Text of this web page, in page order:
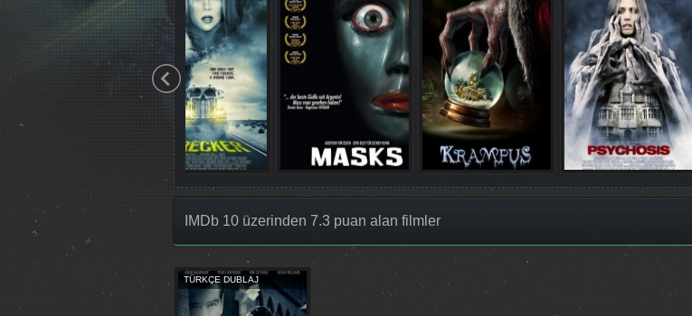
IMDb 10 üzerinden 7.3 puan alan filmler
TÜRKÇE DUBLAJ